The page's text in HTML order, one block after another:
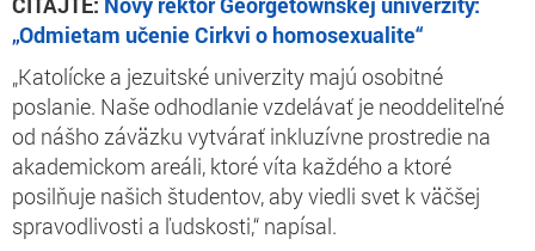
„Odmietam učenie Cirkvi o homosexualite“
„Katolícke a jezuitské univerzity majú osobitné
poslanie. Naše odhodlanie vzdelávať je neoddeliteľné
od nášho záväzku vytvárať inkluzívne prostredie na
akademickom areáli, ktoré víta každého a ktoré
posilňuje našich študentov, aby viedli svet k väčšej
spravodlivosti a ľudskosti,“ napísal.